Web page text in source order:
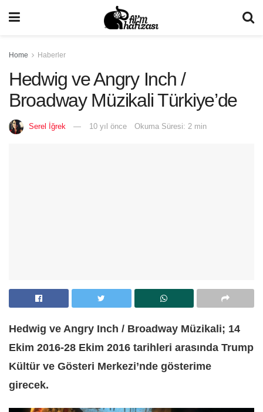
Home Haberler
Hedwig ve Angry Inch /
Broadway Müzikali Türkiye’de
Serel İğrek 10 yıl önce Okuma Süresi: 2 min
Hedwig ve Angry Inch / Broadway Müzikali; 14
Ekim 2016-28 Ekim 2016 tarihleri arasında Trump
Kültür ve Gösteri Merkezi’nde gösterime
girecek.